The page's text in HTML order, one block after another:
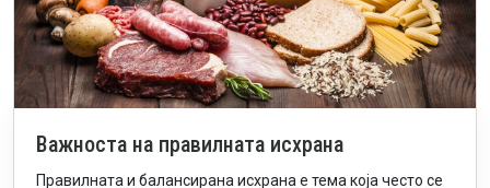
Важноста на правилната исхрана
Правилната и балансирана исхрана е тема која често се